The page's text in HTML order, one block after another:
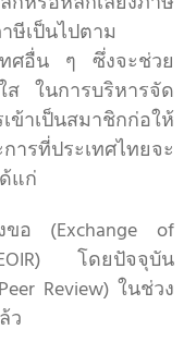
ษีเป็นไปตาม
ทศอื่น ๆ ซึ่งจะช่วย
ส ในการบริหารจัด
าเป็นสมาชิกก่อให้
ารที่ประเทศไทยจะ
แก่
ขอ (Exchange of
โดยปัจจุบัน
Review) ในช่วง
ว